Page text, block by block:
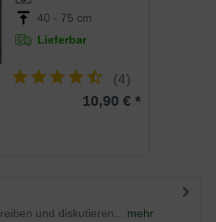
40 - 75 cm
Lieferbar
(4)
10,90 € *
und diskutieren...
mehr